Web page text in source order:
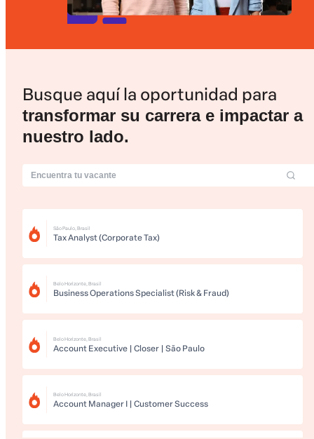
Busque aquí la oportunidad para
transformar su carrera e impactar a
nuestro lado.
São Paulo, Brasil
Tax Analyst (Corporate Tax)
Belo Horizonte, Brasil
Business Operations Specialist (Risk & Fraud)
Belo Horizonte, Brasil
Account Executive | Closer | São Paulo
Belo Horizonte, Brasil
Account Manager I | Customer Success